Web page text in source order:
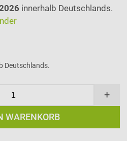
innerhalb Deutschlands.
Deutschlands.
+
WARENKORB